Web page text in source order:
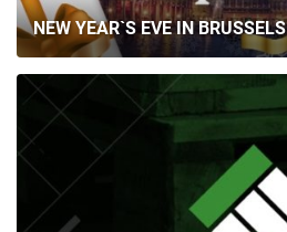
NEW YEAR`S EVE IN BRUSSELS